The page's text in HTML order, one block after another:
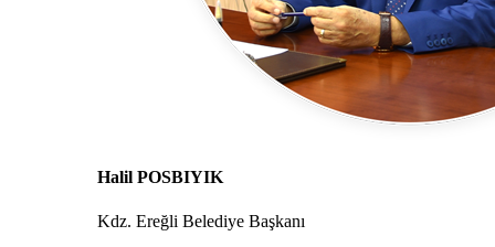
Halil POSBIYIK
Kdz. Ereğli Belediye Başkanı